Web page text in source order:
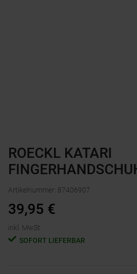
ROECKL KATARI
Artikelnummer: 87406907
39,95 €
inkl. MwSt.
SOFORT LIEFERBAR